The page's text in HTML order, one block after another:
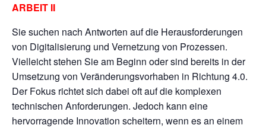
ARBEIT II
Sie suchen nach Antworten auf die Herausforderungen
von Digitalisierung und Vernetzung von Prozessen.
Vielleicht stehen Sie am Beginn oder sind bereits in der
Umsetzung von Veränderungsvorhaben in Richtung 4.0.
Der Fokus richtet sich dabei oft auf die komplexen
technischen Anforderungen. Jedoch kann eine
hervorragende Innovation scheitern, wenn es an einem